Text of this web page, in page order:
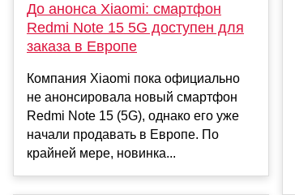
До анонса Xiaomi: смартфон
Redmi Note 15 5G доступен для
заказа в Европе
Компания Xiaomi пока официально
не анонсировала новый смартфон
Redmi Note 15 (5G), однако его уже
начали продавать в Европе. По
крайней мере, новинка...